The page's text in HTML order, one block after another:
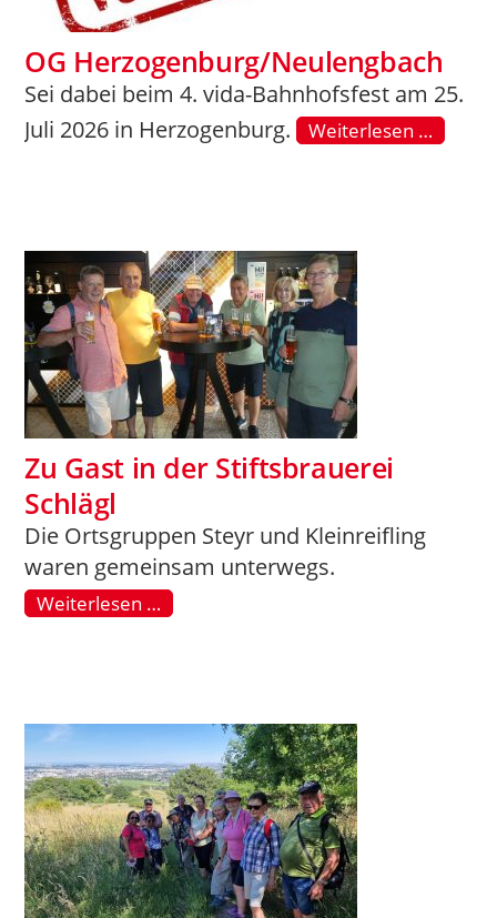
OG Herzogenburg/Neulengbach
Sei dabei beim 4. vida-Bahnhofsfest am 25.
Juli 2026 in Herzogenburg. Weiterlesen …
Zu Gast in der Stiftsbrauerei
Schlägl
Die Ortsgruppen Steyr und Kleinreifling
waren gemeinsam unterwegs.
Weiterlesen …